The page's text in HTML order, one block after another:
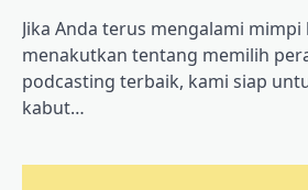
Jika Anda terus mengalami
menakutkan tentang memilih
podcasting terbaik, kami siap
kabut…